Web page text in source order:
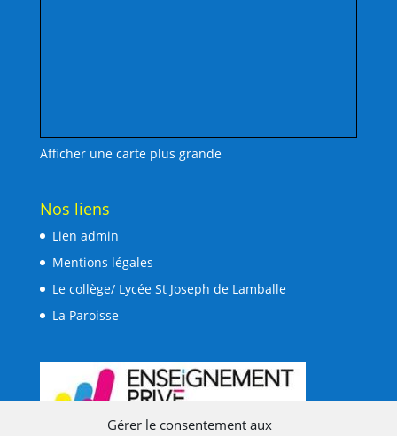
Gérer le consentement aux
Afficher une carte plus grande
Nos liens
Lien admin
Mentions légales
Le collège/ Lycée St Joseph de Lamballe
La Paroisse